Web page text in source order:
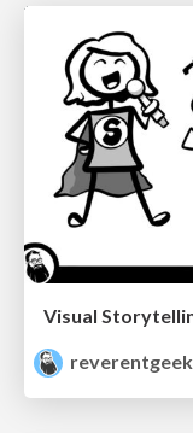
reverentgeek